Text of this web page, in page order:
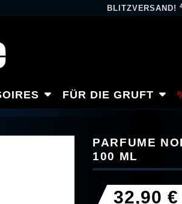
BLITZVERSAND!
FÜR DIE GRUFT
PARFUME
100 ML
32,90 €